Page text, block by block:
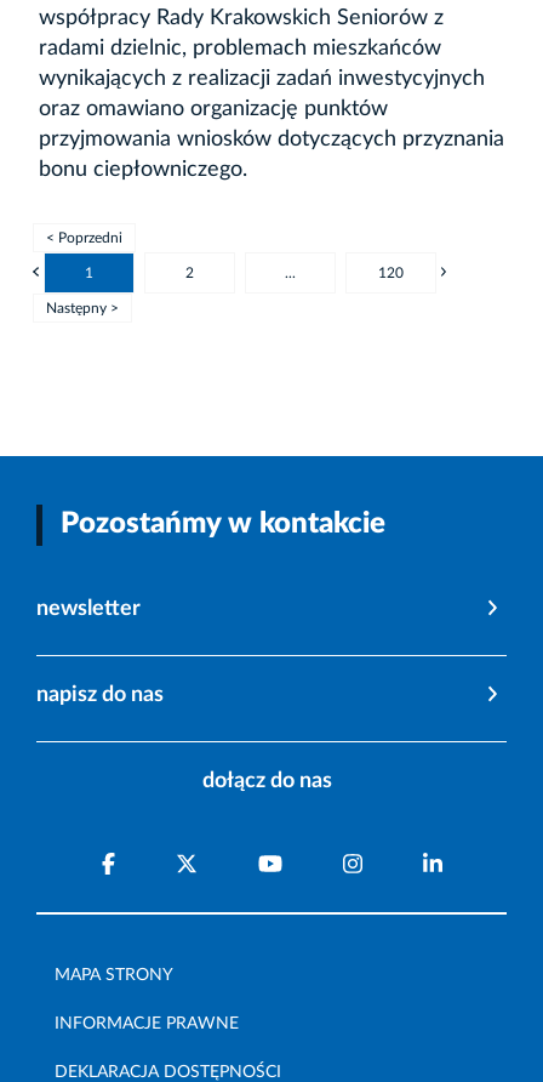
współpracy Rady Krakowskich Seniorów z
radami dzielnic, problemach mieszkańców
wynikających z realizacji zadań inwestycyjnych
oraz omawiano organizację punktów
przyjmowania wniosków dotyczących przyznania
bonu ciepłowniczego.
< Poprzedni
1 2 ... 120
Następny >
Pozostańmy w kontakcie
newsletter
napisz do nas
dołącz do nas
MAPA STRONY
INFORMACJE PRAWNE
DEKLARACJA DOSTĘPNOŚCI